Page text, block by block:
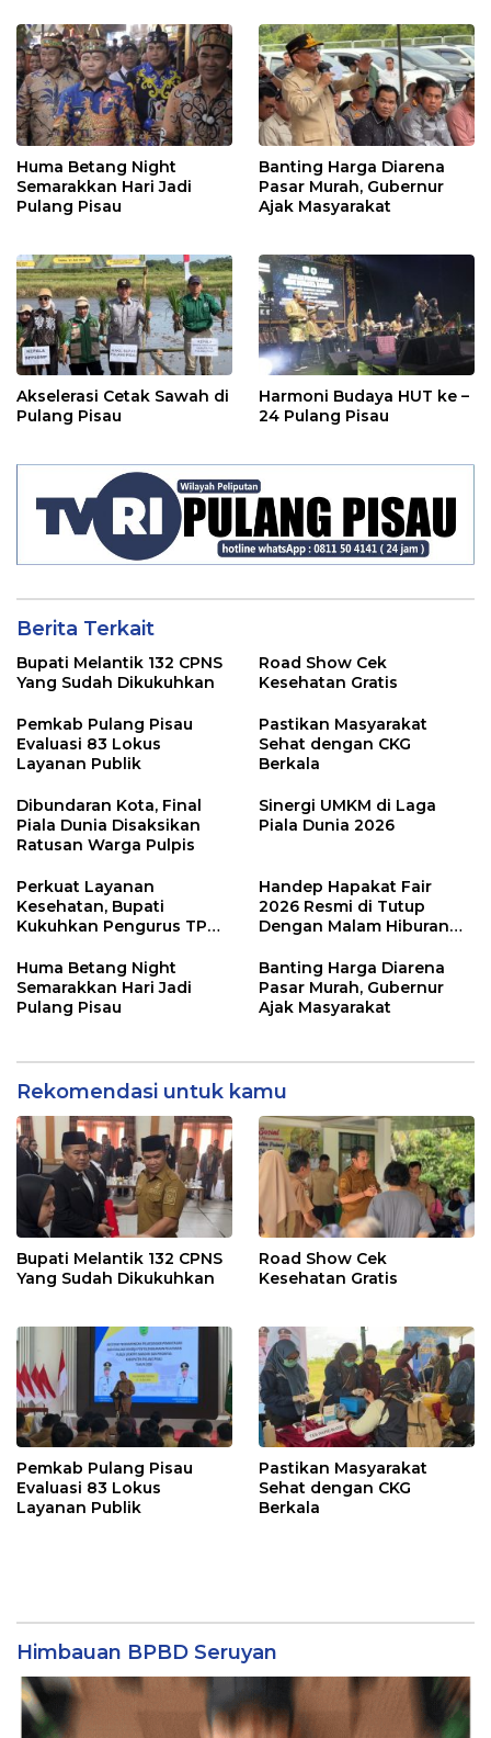
Huma Betang Night
Semarakkan Hari Jadi
Pulang Pisau
Banting Harga Diarena
Pasar Murah, Gubernur
Ajak Masyarakat
Akselerasi Cetak Sawah di
Pulang Pisau
Harmoni Budaya HUT ke –
24 Pulang Pisau
Berita Terkait
Bupati Melantik 132 CPNS
Yang Sudah Dikukuhkan
Road Show Cek
Kesehatan Gratis
Pemkab Pulang Pisau
Evaluasi 83 Lokus
Layanan Publik
Pastikan Masyarakat
Sehat dengan CKG
Berkala
Dibundaran Kota, Final
Piala Dunia Disaksikan
Ratusan Warga Pulpis
Sinergi UMKM di Laga
Piala Dunia 2026
Perkuat Layanan
Kesehatan, Bupati
Kukuhkan Pengurus TP
Handep Hapakat Fair
2026 Resmi di Tutup
Dengan Malam Hiburan
Huma Betang Night
Semarakkan Hari Jadi
Pulang Pisau
Banting Harga Diarena
Pasar Murah, Gubernur
Ajak Masyarakat
Rekomendasi untuk kamu
Bupati Melantik 132 CPNS
Yang Sudah Dikukuhkan
Road Show Cek
Kesehatan Gratis
Pemkab Pulang Pisau
Evaluasi 83 Lokus
Layanan Publik
Pastikan Masyarakat
Sehat dengan CKG
Berkala
Himbauan BPBD Seruyan